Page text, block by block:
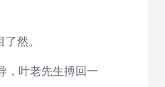
然。
，叶老先生搏回一